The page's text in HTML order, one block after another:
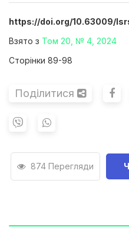
https://doi.org/10.63009/
Взято з Том 20, № 4, 2024
Сторінки 89-98
Поділитися
874 Перегляди